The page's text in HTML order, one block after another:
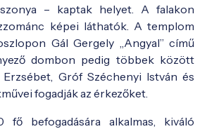
– kaptak helyet. A falakon
képei láthatók. A templom
Gál Gergely „Angyal” című
dombon pedig többek között
Gróf Széchenyi István és
fogadják az érkezőket.
befogadására alkalmas, kiváló